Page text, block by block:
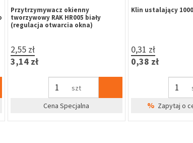
Klamka okienna Hoppe
Luxembourg Secustik, trzpień
regulowany T-32-42 mm, biały
15,37 zł
18,91 zł
szt
Zapytaj o cenę dla firm
Zamek
66,74 zł
82,09 zł
%Zapytaj o